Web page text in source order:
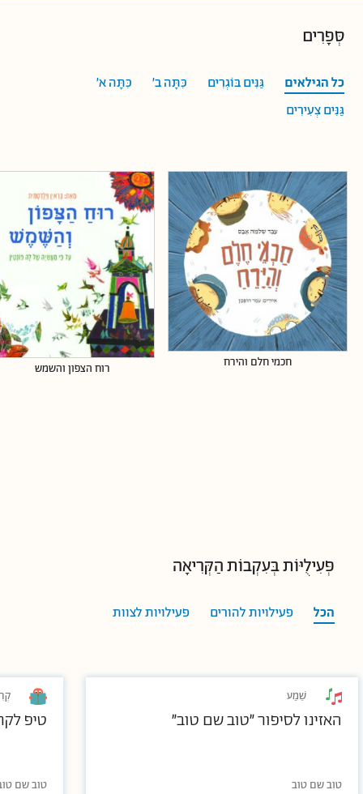
סְּפָרִים
כל הגילאים גַּנִּים בּוֹגְרִים כִּתָּה ב'
כִּתָּה א'
גַּנִּים צְעִירִים
חכמי חלם והירח רוח הצפון והשמש
פְּעִילֻיּוֹת בְּעִקְבוֹת הַקְּרִיאָה
הכל פעילויות להורים פעילויות לצוות
שֵׁמַע
האזינו לסיפור "טוב שם טוב"
טוב שם טוב
טיפ
טוב שם